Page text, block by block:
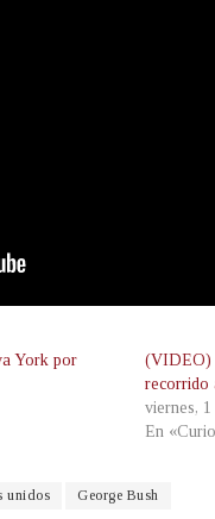
York por
(VIDEO)
recorrido
viernes,
En
unidos George Bush